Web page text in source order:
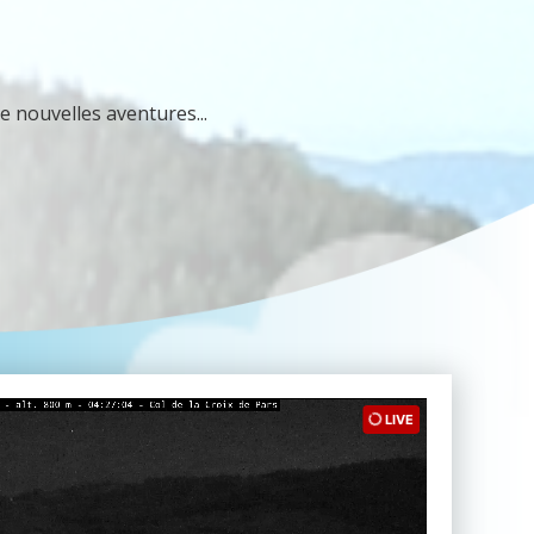
nouvelles aventures...